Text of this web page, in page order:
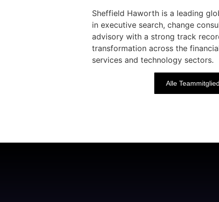
Sheffield Haworth is a leading
in executive search, change
advisory with a strong track
transformation across the
services and technology sectors.
Alle